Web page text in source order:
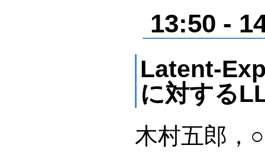
13:50 -
Latent-
に対する
木村五郎，